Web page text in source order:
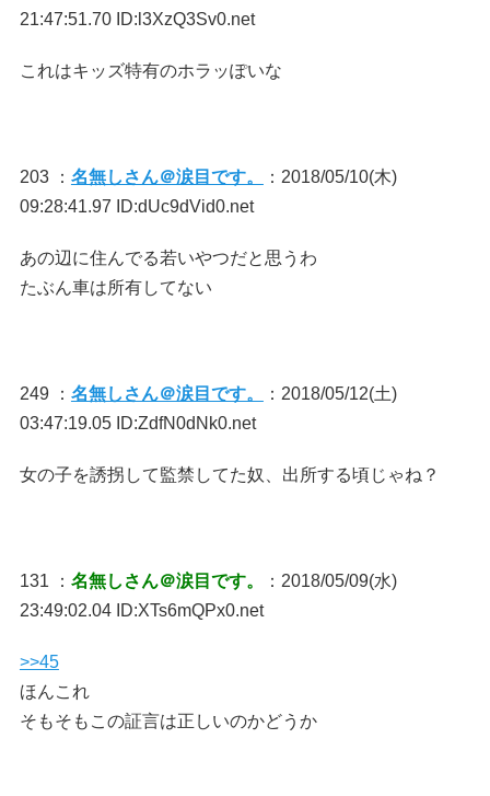
21:47:51.70 ID:l3XzQ3Sv0.net
これはキッズ特有のホラッぽいな
203 ： 名無しさん＠涙目です。
：2018/05/10(木)
09:28:41.97 ID:dUc9dVid0.net
あの辺に住んでる若いやつだと思うわ
たぶん車は所有してない
249 ： 名無しさん＠涙目です。
：2018/05/12(土)
03:47:19.05 ID:ZdfN0dNk0.net
女の子を誘拐して監禁してた奴、出所する頃じゃね？
131 ： 名無しさん＠涙目です。
：2018/05/09(水)
23:49:02.04 ID:XTs6mQPx0.net
>>45
ほんこれ
そもそもこの証言は正しいのかどうか